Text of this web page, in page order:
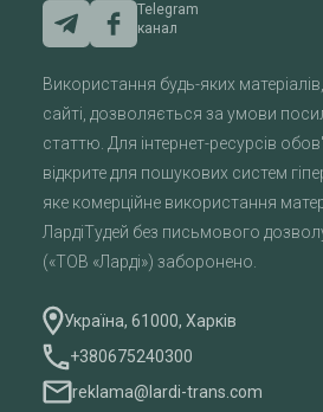
Telegram
канал
Використання будь-яких
сайті, дозволяється за умови
статтю. Для інтернет-ресурсів
відкрите для пошукових систем
яке комерційне використання
ЛардіТудей без письмового дозволу
(«ТОВ «Ларді») заборонено.
Україна, 61000, Харків
+380675240300
reklama@lardi-trans.com